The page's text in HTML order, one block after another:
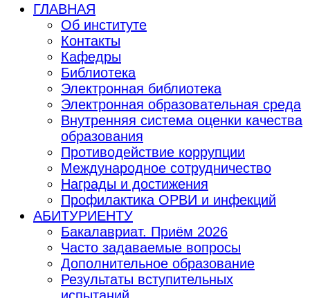
ГЛАВНАЯ
Об институте
Контакты
Кафедры
Библиотека
Электронная библиотека
Электронная образовательная среда
Внутренняя система оценки качества
образования
Противодействие коррупции
Международное сотрудничество
Награды и достижения
Профилактика ОРВИ и инфекций
АБИТУРИЕНТУ
Бакалавриат. Приём 2026
Часто задаваемые вопросы
Дополнительное образование
Результаты вступительных